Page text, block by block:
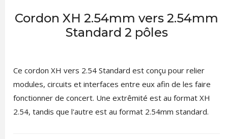
Cordon XH 2.54mm vers 2.54mm
Standard 2 pôles
Ce cordon XH vers 2.54 Standard est conçu pour relier
modules, circuits et interfaces entre eux afin de les faire
fonctionner de concert. Une extrêmité est au format XH
2.54, tandis que l'autre est au format 2.54mm standard.